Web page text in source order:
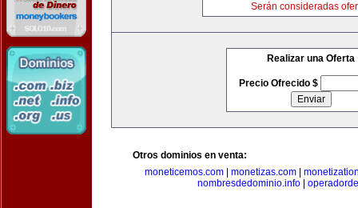
Serán consideradas
Realizar una Oferta
Precio Ofrecido $
Otros dominios en venta:
moneticemos.com
monetizas.com
nombresdedominio.info